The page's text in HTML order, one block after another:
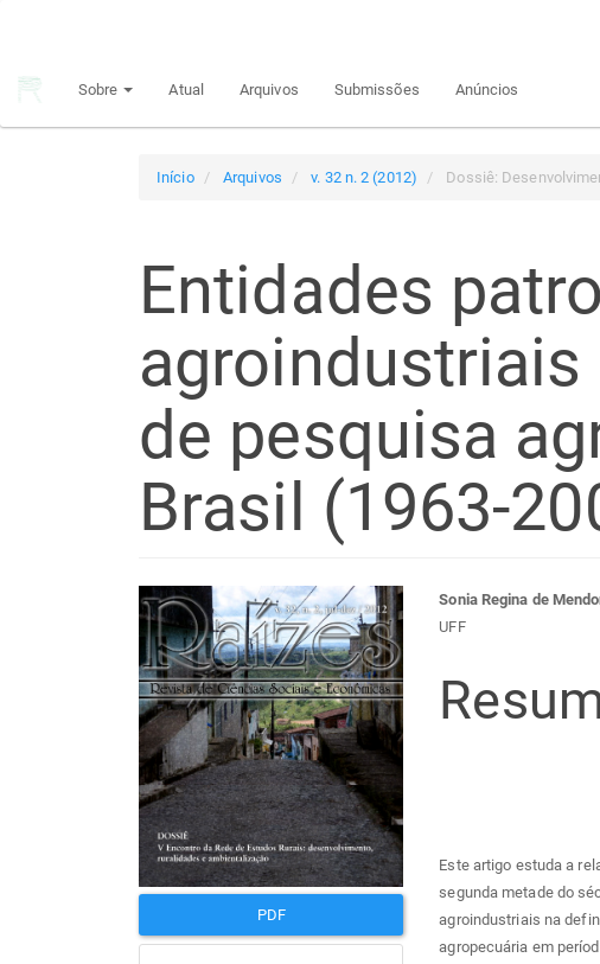
principal
Sobre Atual Arquivos Submissões Anúncios
Início Arquivos v. 32 n. 2 (2012) Dossiê:
Entidades
de pesquisa
Brasil (1963-
Barra
lateral
de
artigos
PDF
do
artigo
Sonia Regina de
UFF
Este artigo estuda a
segunda metade do
agroindustriais na
agropecuária em